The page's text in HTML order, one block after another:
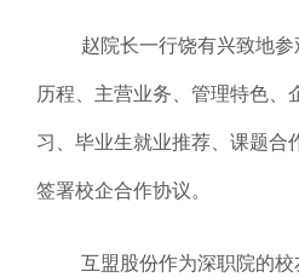
赵院长一行饶有兴致地
历程、主营业务、管理特色、
习、毕业生就业推荐、课题合
签署校企合作协议。
互盟股份作为深职院的